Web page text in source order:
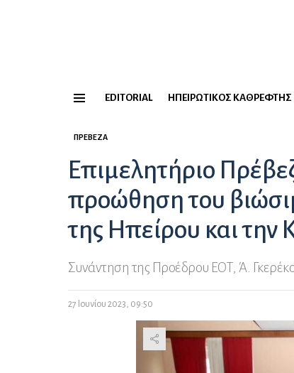
EDITORIAL ΗΠΕΙΡΏΤΙΚΟΣ ΚΑΘΡΈΦΤΗΣ
ΠΡΈΒΕΖΑ
Επιμελητήριο
προώθηση του
της Ηπείρου και την
Συνάντηση της Προέδρου ΕΟΤ, Ά.
27 Ιουνίου 2023, 09:50